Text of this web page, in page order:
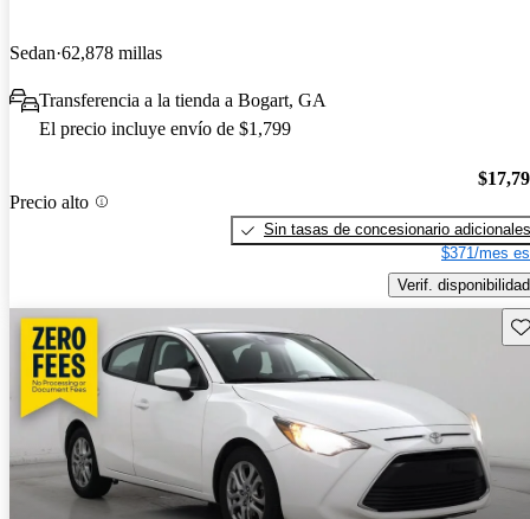
Sedan 62,878 millas
Transferencia a la tienda a Bogart, GA
El precio incluye envío de $1,799
Precio alto
Sin tasas de concesionario adicionales
$371/mes
Verif. disponibilidad